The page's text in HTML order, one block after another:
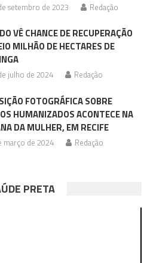
setembro de 2023 Redação
VÊ CHANCE DE RECUPERAÇÃO
MILHÃO DE HECTARES DE
julho de 2024 Redação
FOTOGRÁFICA SOBRE
HUMANIZADOS ACONTECE NA
DA MULHER, EM RECIFE
março de 2024 Redação
PRETA